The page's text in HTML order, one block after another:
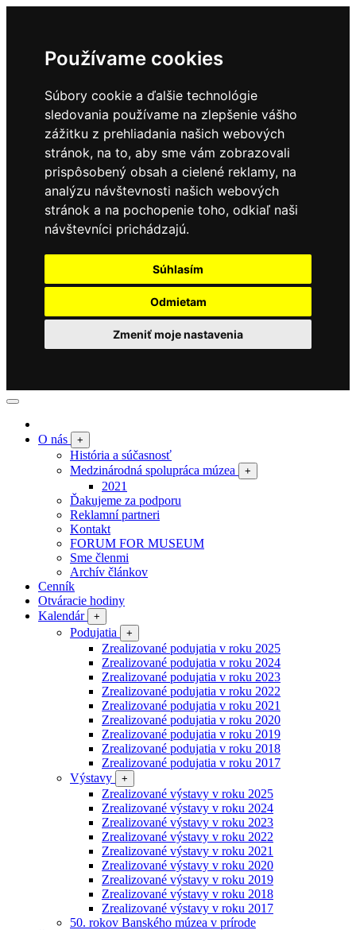
Používame cookies
Súbory cookie a ďalšie technológie
sledovania používame na zlepšenie vášho
zážitku z prehliadania našich webových
stránok, na to, aby sme vám zobrazovali
prispôsobený obsah a cielené reklamy, na
analýzu návštevnosti našich webových
stránok a na pochopenie toho, odkiaľ naši
návštevníci prichádzajú.
Súhlasím
Odmietam
Zmeniť moje nastavenia
O nás +
História a súčasnosť
Medzinárodná spolupráca múzea
+
2021
Ďakujeme za podporu
Reklamní partneri
Kontakt
FORUM FOR MUSEUM
Sme členmi
Archív článkov
Cenník
Otváracie hodiny
Kalendár
+
Podujatia +
Zrealizované podujatia v roku 2025
Zrealizované podujatia v roku 2024
Zrealizované podujatia v roku 2023
Zrealizované podujatia v roku 2022
Zrealizované podujatia v roku 2021
Zrealizované podujatia v roku 2020
Zrealizované podujatia v roku 2019
Zrealizované podujatia v roku 2018
Zrealizované podujatia v roku 2017
Výstavy
+
Zrealizované výstavy v roku 2025
Zrealizované výstavy v roku 2024
Zrealizované výstavy v roku 2023
Zrealizované výstavy v roku 2022
Zrealizované výstavy v roku 2021
Zrealizované výstavy v roku 2020
Zrealizované výstavy v roku 2019
Zrealizované výstavy v roku 2018
Zrealizované výstavy v roku 2017
50. rokov Banského múzea v prírode